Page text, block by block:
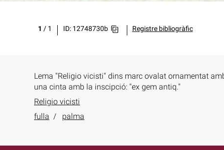
1 / 1 ID: 12748730b Registre bibliogràfic
Lema "Religio vicisti" dins marc ovalat ornamentat
una cinta amb la inscipció: "ex gem antiq."
Religio vicisti
fulla palma